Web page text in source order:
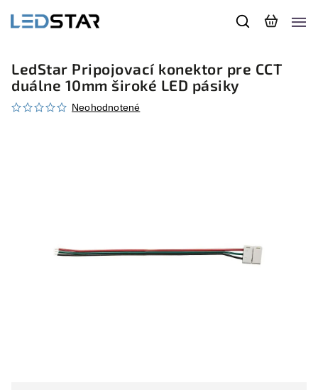
LedStar Pripojovací konektor pre CCT
duálne 10mm široké LED pásiky
Neohodnotené